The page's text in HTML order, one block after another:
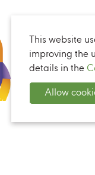
This website
improving the
details in the
Allow